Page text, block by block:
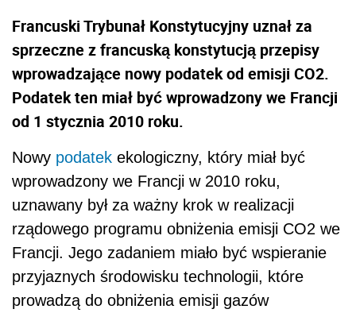
Francuski Trybunał Konstytucyjny uznał za
sprzeczne z francuską konstytucją przepisy
wprowadzające nowy podatek od emisji CO2.
Podatek ten miał być wprowadzony we Francji
od 1 stycznia 2010 roku.
Nowy podatek ekologiczny, który miał być
wprowadzony we Francji w 2010 roku,
uznawany był za ważny krok w realizacji
rządowego programu obniżenia emisji CO2 we
Francji. Jego zadaniem miało być wspieranie
przyjaznych środowisku technologii, które
prowadzą do obniżenia emisji gazów